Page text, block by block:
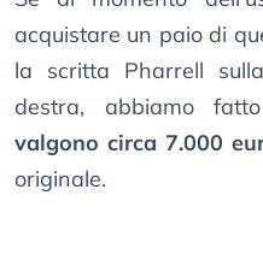
acquistare un paio di
la scritta Pharrell
destra, abbiamo
valgono circa 7.000
originale.